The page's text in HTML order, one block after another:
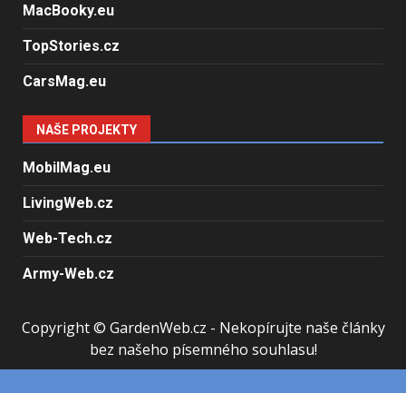
MacBooky.eu
TopStories.cz
CarsMag.eu
NAŠE PROJEKTY
MobilMag.eu
LivingWeb.cz
Web-Tech.cz
Army-Web.cz
Copyright © GardenWeb.cz - Nekopírujte naše články
bez našeho písemného souhlasu!